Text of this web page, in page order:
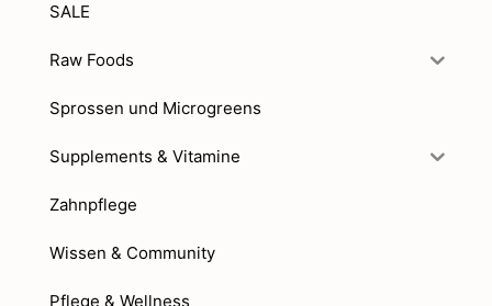
SALE
Raw Foods
Sprossen und Microgreens
Supplements & Vitamine
Zahnpflege
Wissen & Community
Pflege & Wellness